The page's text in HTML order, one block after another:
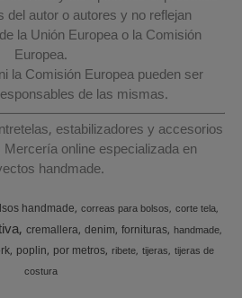
del autor o autores y no reflejan
la Unión Europea o la Comisión
Europea.
la Comisión Europea pueden ser
de las mismas.
estabilizadores y accesorios
online especializada en
handmade.
handmade correas para bolsos corte tela
cremallera denim fornituras handmade
poplin por metros ribete tijeras tijeras de
costura